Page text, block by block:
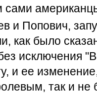
сами
и Попович,
как было
исключения
и ее
так и